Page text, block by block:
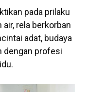
pada prilaku
rela berkorban
adat, budaya
dengan profesi